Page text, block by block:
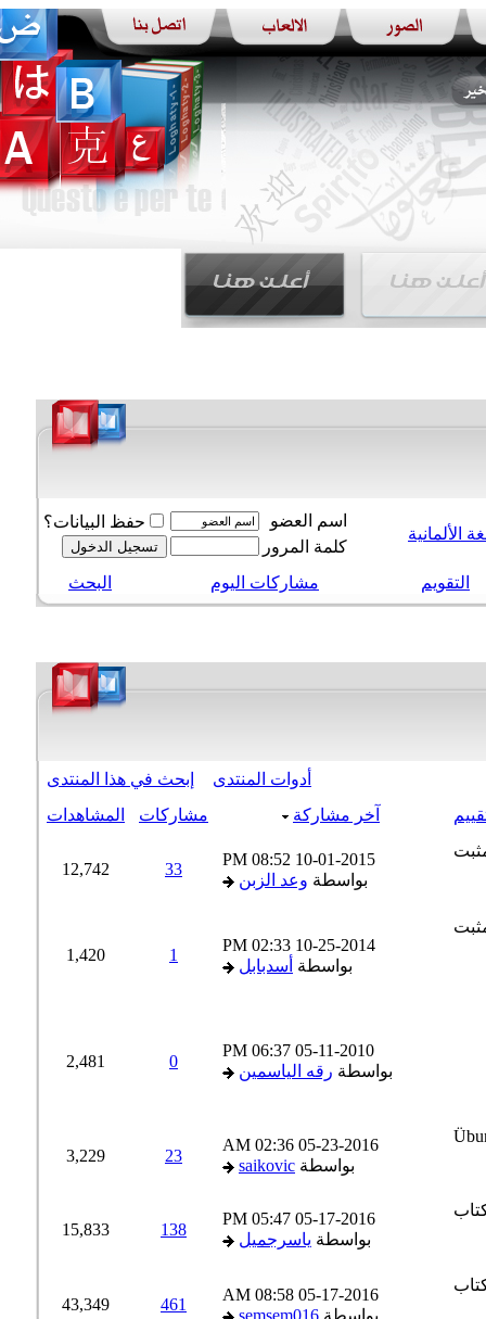
الألمانية
اسم العضو
حفظ البيانات؟
كلمة المرور
التقويم
مشاركات اليوم البحث
أدوات المنتدى
إبحث في هذا المنتدى
آخر مشاركة مشاركات المشاهدات
10-01-2015
08:52 PM
بواسطةوعد الزبن
33
12,742
10-25-2014
02:33 PM
بواسطةأسدبابل
1,420
05-11-2010
06:37 PM
بواسطةرقه الياسمين
2,481
05-23-2016
02:36 AM
بواسطةsaikovic
23
3,229
05-17-2016
05:47 PM
بواسطةياسرجميل
138
15,833
05-17-2016
08:58 AM
بواسطةsemsem016
461
43,349